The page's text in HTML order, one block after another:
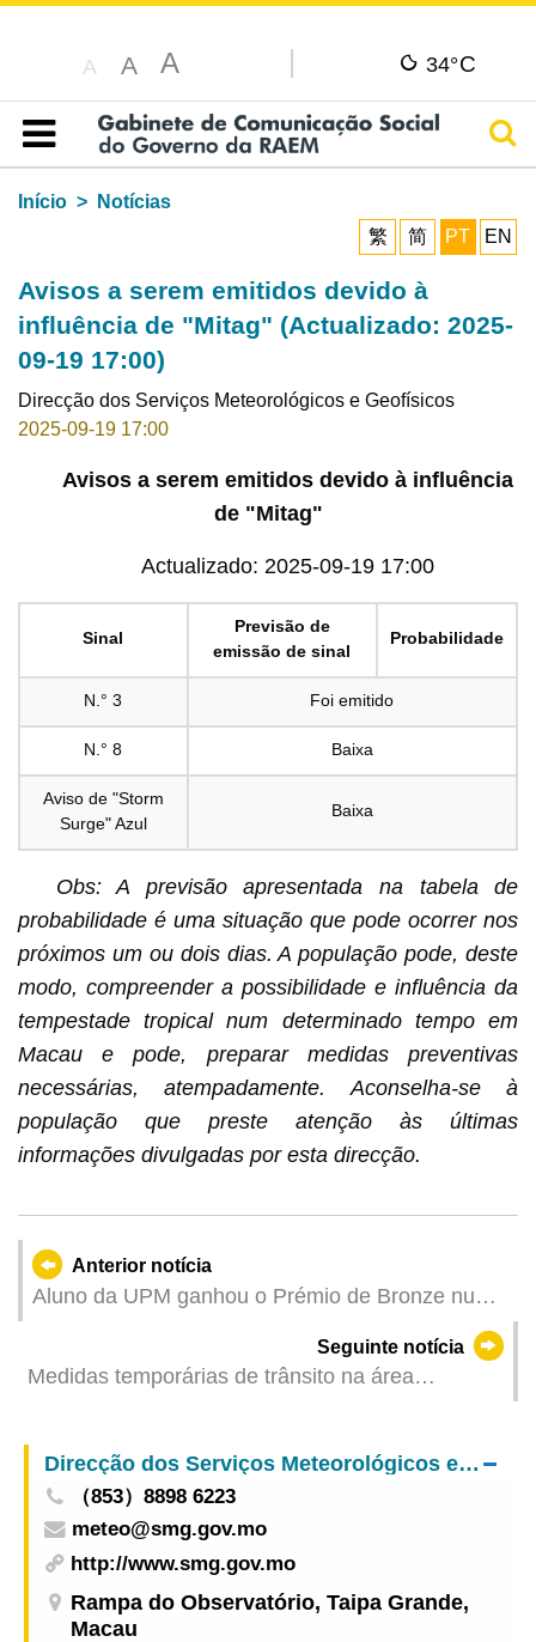
A A A 34°C
Índice
Início
Notícias
繁
简 PT EN
Avisos a serem emitidos devido à
influência de "Mitag" (Actualizado: 2025-
09-19 17:00)
Direcção dos Serviços Meteorológicos e Geofísicos
2025-09-19 17:00
Avisos a serem emitidos devido à influência
de "Mitag"
Actualizado: 2025-09-19 17:00
Sinal
Previsão de
emissão de sinal
Probabilidade
N.° 3 Foi emitido
N.° 8 Baixa
Aviso de "Storm
Surge" Azul
Baixa
Obs: A previsão apresentada na tabela de
probabilidade é uma situação que pode ocorrer nos
próximos um ou dois dias. A população pode, deste
modo, compreender a possibilidade e influência da
tempestade tropical num determinado tempo em
Macau e pode, preparar medidas preventivas
necessárias, atempadamente. Aconselha-se à
população que preste atenção às últimas
informações divulgadas por esta direcção.
Anterior notícia
Aluno da UPM ganhou o Prémio de Bronze num
Seguinte notícia
Medidas temporárias de trânsito na área
Ásia Oriental entre 20 e 21 de Setembro para a
realização do Torneio de Ciclismo
Direcção dos Serviços Meteorológicos e Geofísicos
（853）8898 6223
meteo@smg.gov.mo
http://www.smg.gov.mo
Rampa do Observatório, Taipa Grande,
Macau